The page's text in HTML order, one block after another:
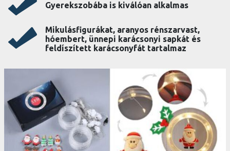
Gyerekszobába is kiválóan alkalmas
Mikulásfigurákat, aranyos rénszarvast,
hóembert, ünnepi karácsonyi sapkát és
feldíszített karácsonyfát tartalmaz